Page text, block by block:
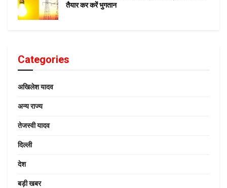
तैयार कर करें भुगतान
Categories
अखिलेश यादव
अन्य राज्य
तेजस्वी यादव
दिल्ली
देश
बड़ी खबर